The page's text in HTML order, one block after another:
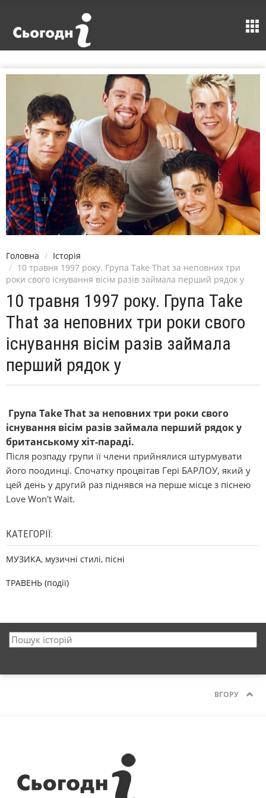
Головна
Історія
10 травня 1997 року. Група Take That за неповних три
роки свого існування вісім разів займала перший рядок у
10 травня 1997 року. Група Take
That за неповних три роки свого
існування вісім разів займала
перший рядок у
Група Take That за неповних три роки свого
існування вісім разів займала перший рядок у
британському хіт-параді.
Після розпаду групи її члени прийнялися штурмувати
його поодинці. Спочатку процвітав Гері БАРЛОУ, який у
цей день у другий раз піднявся на перше місце з піснею
Love Won't Wait.
КАТЕГОРІЇ:
МУЗИКА, музичні стилі, пісні
ТРАВЕНЬ (події)
ВГОРУ